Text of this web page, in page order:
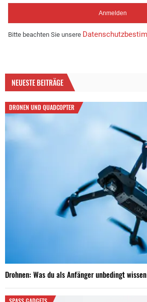
Bitte beachten Sie unsere
NEUESTE BEITRÄGE
DRONEN UND QUADCOPTER
Drohnen: Was du als Anfänger unbedingt